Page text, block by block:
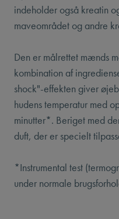
indeholder også kreatin
maveområdet og andre
Den er målrettet mænds
kombination af
shock"-effekten giver
hudens temperatur med
minutter*. Beriget med
duft, der er specielt
*Instrumental test
under normale